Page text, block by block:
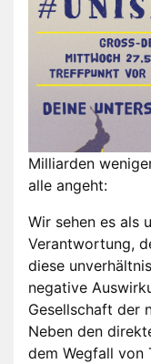
Milliarden
alle angeht:
Wir sehen es als
Verantwortung,
diese
negative
Gesellschaft der
Neben den
dem Wegfall von